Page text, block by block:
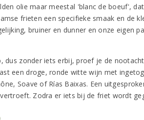
olie maar meestal 'blanc de boeuf',
frieten een specifieke smaak en de
bruiner en dunner en onze eigen
dus zonder iets erbij, proef je de
een droge, ronde witte wijn met
Soave of Rías Baixas. Een
Zodra er iets bij de friet wordt